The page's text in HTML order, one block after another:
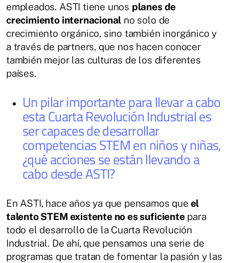
empleados. ASTI tiene unos planes de
crecimiento internacional no solo de
crecimiento orgánico, sino también inorgánico y
a través de partners, que nos hacen conocer
también mejor las culturas de los diferentes
países.
Un pilar importante para llevar a cabo
esta Cuarta Revolución Industrial es
ser capaces de desarrollar
competencias STEM en niños y niñas,
¿qué acciones se están llevando a
cabo desde ASTI?
En ASTI, hace años ya que pensamos que el
talento STEM existente no es suficientepara
todo el desarrollo de la Cuarta Revolución
Industrial. De ahí, que pensamos una serie de
programas que tratan de fomentar la pasión y las